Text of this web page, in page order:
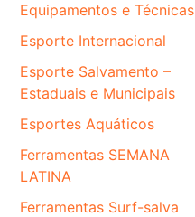
Equipamentos e Técnicas
Esporte Internacional
Esporte Salvamento –
Estaduais e Municipais
Esportes Aquáticos
Ferramentas SEMANA
LATINA
Ferramentas Surf-salva